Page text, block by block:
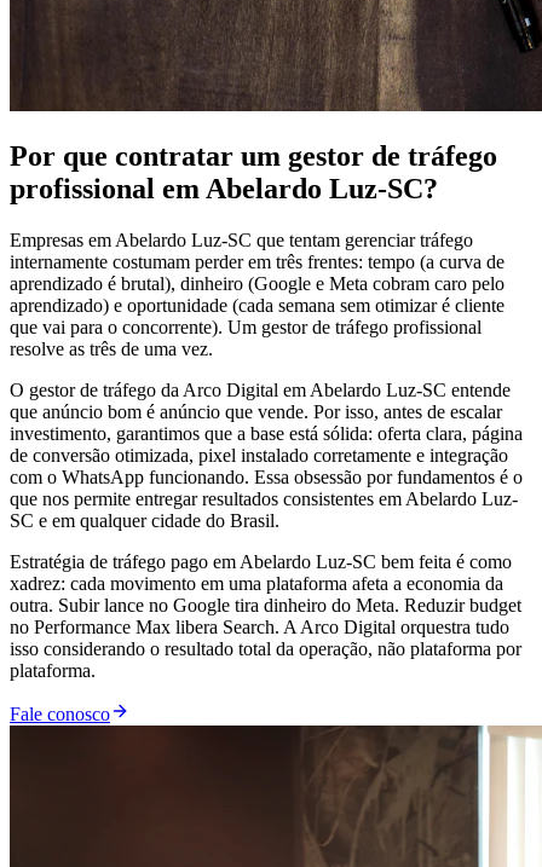
Por que contratar um gestor de tráfego
profissional em Abelardo Luz-SC?
Empresas em Abelardo Luz-SC que tentam gerenciar tráfego
internamente costumam perder em três frentes: tempo (a curva de
aprendizado é brutal), dinheiro (Google e Meta cobram caro pelo
aprendizado) e oportunidade (cada semana sem otimizar é cliente
que vai para o concorrente). Um gestor de tráfego profissional
resolve as três de uma vez.
O gestor de tráfego da Arco Digital em Abelardo Luz-SC entende
que anúncio bom é anúncio que vende. Por isso, antes de escalar
investimento, garantimos que a base está sólida: oferta clara, página
de conversão otimizada, pixel instalado corretamente e integração
com o WhatsApp funcionando. Essa obsessão por fundamentos é o
que nos permite entregar resultados consistentes em Abelardo Luz-
SC e em qualquer cidade do Brasil.
Estratégia de tráfego pago em Abelardo Luz-SC bem feita é como
xadrez: cada movimento em uma plataforma afeta a economia da
outra. Subir lance no Google tira dinheiro do Meta. Reduzir budget
no Performance Max libera Search. A Arco Digital orquestra tudo
isso considerando o resultado total da operação, não plataforma por
plataforma.
Fale conosco